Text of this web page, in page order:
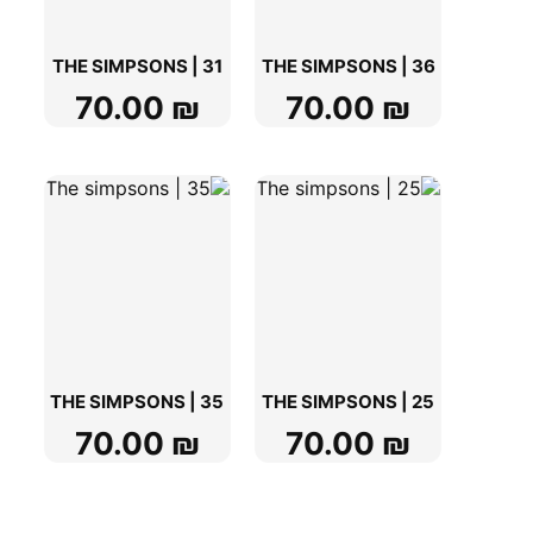
THE SIMPSONS | 36
70.00 ₪
THE SIMPSONS | 31
70.00 ₪
THE SIMPSONS | 25
70.00 ₪
THE SIMPSONS | 35
70.00 ₪